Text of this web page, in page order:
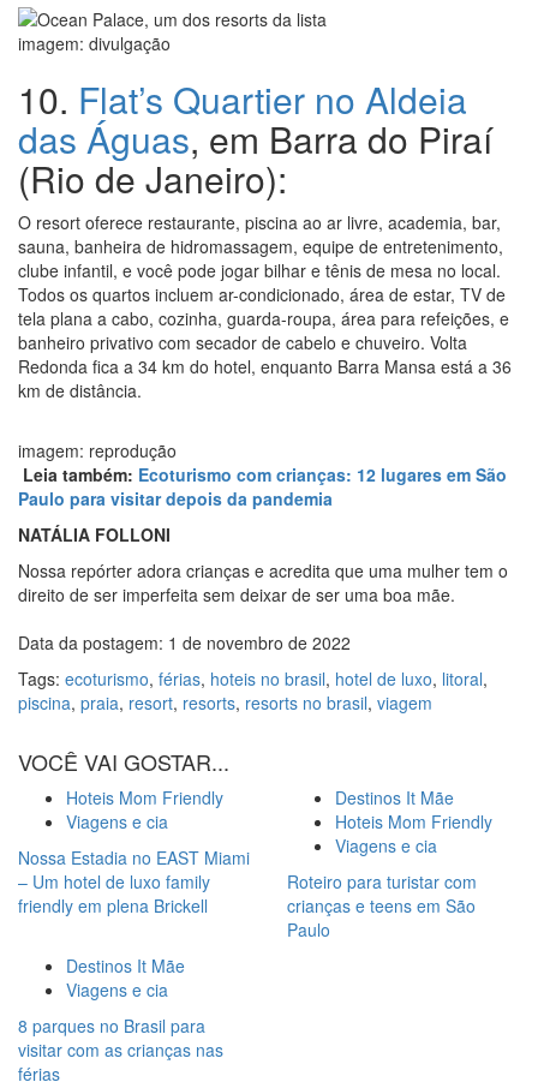
imagem: divulgação
10. Flat’s Quartier no Aldeia
das Águas, em Barra do Piraí
(Rio de Janeiro):
O resort oferece restaurante, piscina ao ar livre, academia, bar,
sauna, banheira de hidromassagem, equipe de entretenimento,
clube infantil, e você pode jogar bilhar e tênis de mesa no local.
Todos os quartos incluem ar-condicionado, área de estar, TV de
tela plana a cabo, cozinha, guarda-roupa, área para refeições, e
banheiro privativo com secador de cabelo e chuveiro. Volta
Redonda fica a 34 km do hotel, enquanto Barra Mansa está a 36
km de distância.
imagem: reprodução
Leia também: Ecoturismo com crianças: 12 lugares em São
Paulo para visitar depois da pandemia
NATÁLIA FOLLONI
Nossa repórter adora crianças e acredita que uma mulher tem o
direito de ser imperfeita sem deixar de ser uma boa mãe.
Data da postagem: 1 de novembro de 2022
Tags: ecoturismo, férias, hoteis no brasil, hotel de luxo, litoral,
piscina, praia, resort, resorts, resorts no brasil, viagem
VOCÊ VAI GOSTAR...
Hoteis Mom Friendly
Viagens e cia
Nossa Estadia no EAST Miami
– Um hotel de luxo family
friendly em plena Brickell
Destinos It Mãe
Hoteis Mom Friendly
Viagens e cia
Roteiro para turistar com
crianças e teens em São
Paulo
Destinos It Mãe
Viagens e cia
8 parques no Brasil para
visitar com as crianças nas
férias